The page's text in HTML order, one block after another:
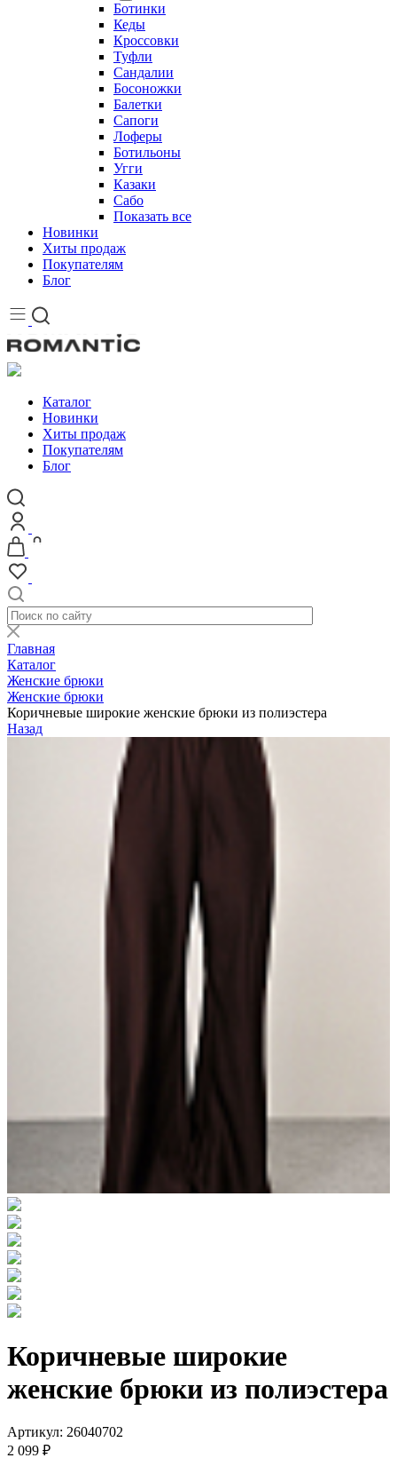
Ботинки
Кеды
Кроссовки
Туфли
Сандалии
Босоножки
Балетки
Сапоги
Лоферы
Ботильоны
Угги
Казаки
Сабо
Показать все
Новинки
Хиты продаж
Покупателям
Блог
Каталог
Новинки
Хиты продаж
Покупателям
Блог
Главная
Каталог
Женские брюки
Женские брюки
Коричневые широкие женские брюки из полиэстера
Назад
Коричневые широкие
женские брюки из полиэстера
Артикул: 26040702
2 099 ₽